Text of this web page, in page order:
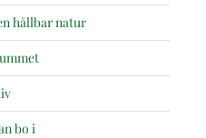
hållbar natur
bo i